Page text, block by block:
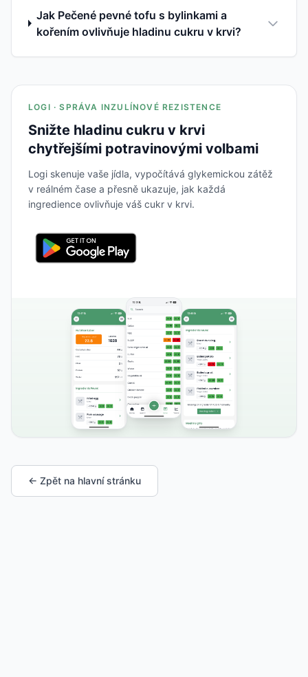
Jak Pečené pevné tofu s bylinkami a
kořením ovlivňuje hladinu cukru v krvi?
LOGI · SPRÁVA INZULÍNOVÉ REZISTENCE
Snižte hladinu cukru v krvi
chytřejšími potravinovými volbami
Logi skenuje vaše jídla, vypočítává glykemickou zátěž
v reálném čase a přesně ukazuje, jak každá
ingredience ovlivňuje váš cukr v krvi.
← Zpět na hlavní stránku